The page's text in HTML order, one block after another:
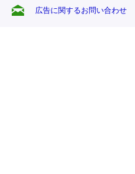
広告に関するお問い合わせ